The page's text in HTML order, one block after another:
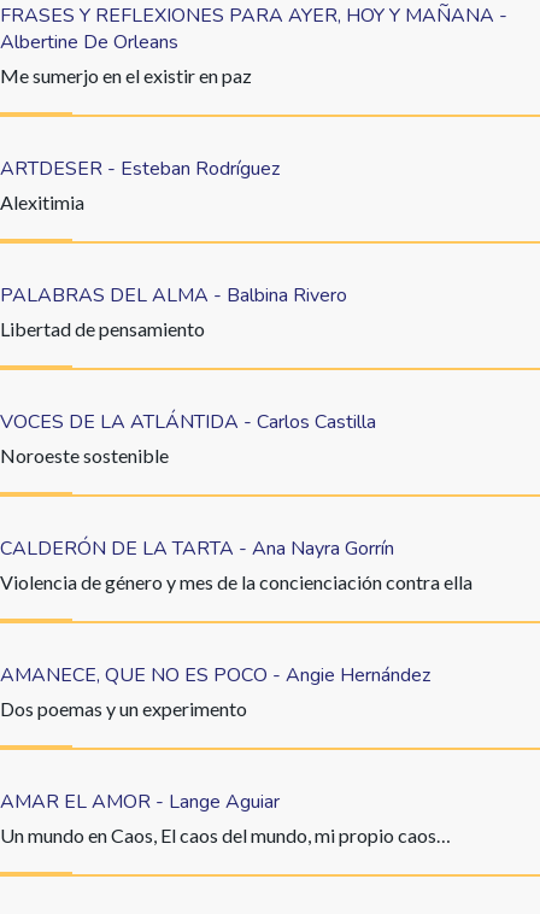
FRASES Y REFLEXIONES PARA AYER, HOY Y MAÑANA -
Albertine De Orleans
Me sumerjo en el existir en paz
ARTDESER - Esteban Rodríguez
Alexitimia
PALABRAS DEL ALMA - Balbina Rivero
Libertad de pensamiento
VOCES DE LA ATLÁNTIDA - Carlos Castilla
Noroeste sostenible
CALDERÓN DE LA TARTA - Ana Nayra Gorrín
Violencia de género y mes de la concienciación contra ella
AMANECE, QUE NO ES POCO - Angie Hernández
Dos poemas y un experimento
AMAR EL AMOR - Lange Aguiar
Un mundo en Caos, El caos del mundo, mi propio caos…